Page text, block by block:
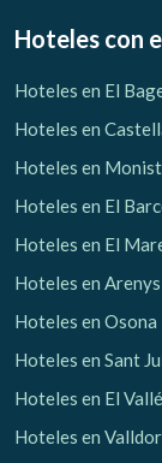
Hoteles con
Hoteles en El
Hoteles en
Hoteles en
Hoteles en El
Hoteles en El
Hoteles en
Hoteles en Osona
Hoteles en Sant
Hoteles en El
Hoteles en